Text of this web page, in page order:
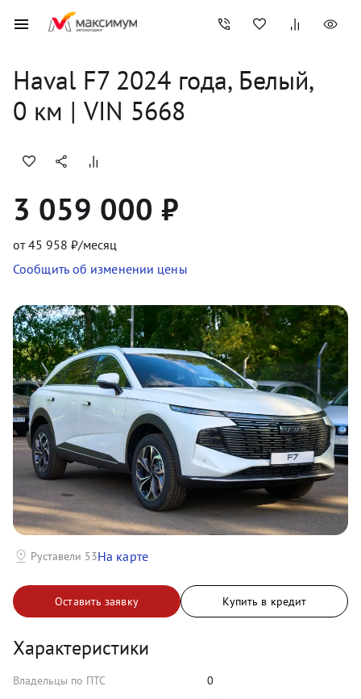
Haval F7 2024 года, Белый,
0 км | VIN 5668
3 059 000 ₽
от45 958 ₽/месяц
Сообщить об изменении цены
Оставить заявку Купить в кредит
Характеристики
Владельцы по ПТС
0
Руставели 53На карте